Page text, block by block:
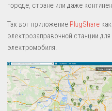
городе, стране или даже
Так вот приложение PlugShare
электрозаправочной станции
электромобиля.